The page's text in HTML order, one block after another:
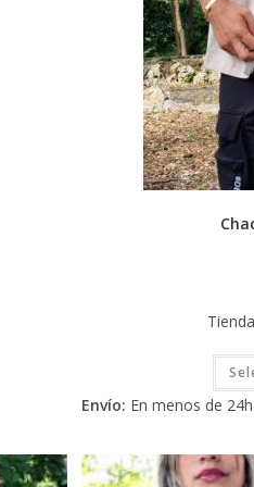
Envío: En menos de 24h